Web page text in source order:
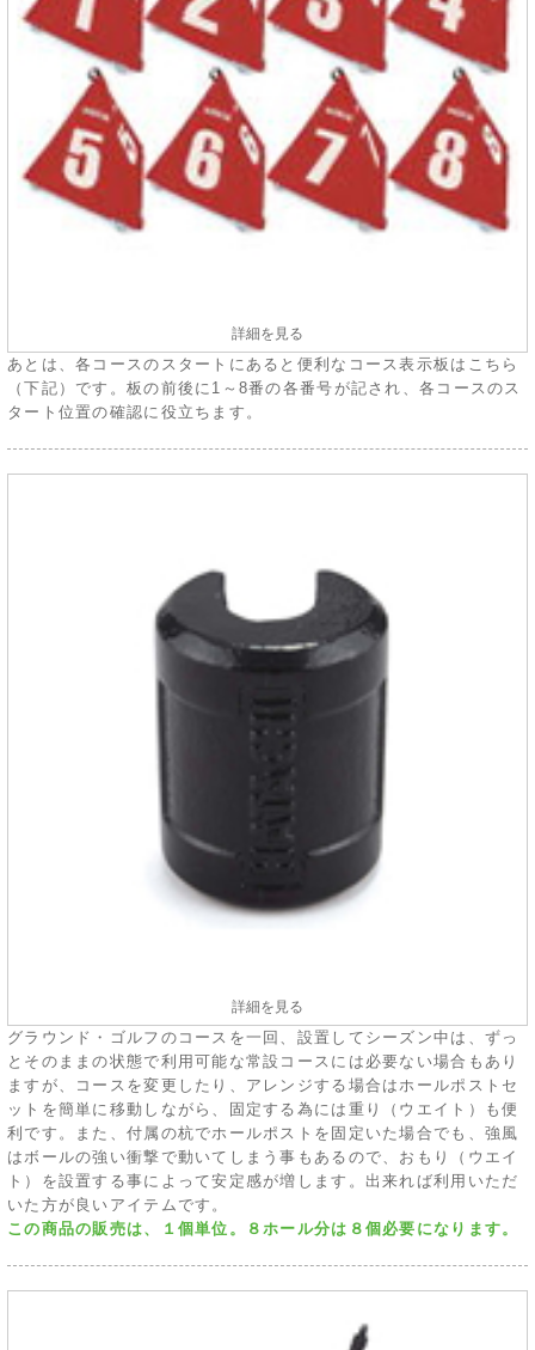
詳細を見る
あとは、各コースのスタートにあると便利なコース表示板はこちら
（下記）です。板の前後に1～8番の各番号が記され、各コースのス
タート位置の確認に役立ちます。
詳細を見る
グラウンド・ゴルフのコースを一回、設置してシーズン中は、ずっ
とそのままの状態で利用可能な常設コースには必要ない場合もあり
ますが、コースを変更したり、アレンジする場合はホールポストセ
ットを簡単に移動しながら、固定する為には重り（ウエイト）も便
利です。また、付属の杭でホールポストを固定いた場合でも、強風
はボールの強い衝撃で動いてしまう事もあるので、おもり（ウエイ
ト）を設置する事によって安定感が増します。出来れば利用いただ
いた方が良いアイテムです。
この商品の販売は、１個単位。８ホール分は８個必要になります。